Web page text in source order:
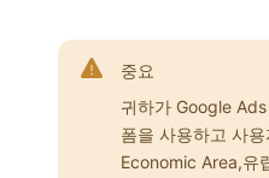
중요
귀하가 Google
폼을 사용하고 사
Economic Area,유